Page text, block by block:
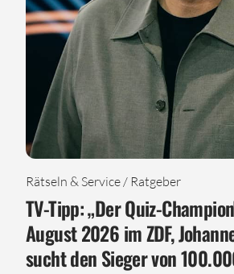
Rätseln & Service / Ratgeber
TV-Tipp: „Der Quiz-
August 2026 im ZDF,
sucht den Sieger von